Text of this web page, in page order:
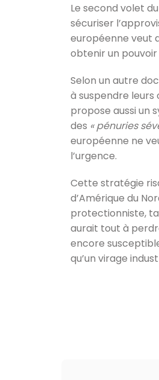
Le second volet
sécuriser
européenne veut
obtenir un
Selon un autre
à suspendre
propose aussi un
des « pénuries
européenne ne
l’urgence.
Cette stratégie
d’Amérique du
protectionniste,
aurait tout à
encore
qu’un virage